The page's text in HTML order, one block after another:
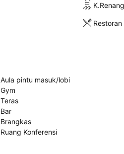
K.Renang
Restoran
Aula pintu masuk/lobi
Gym
Teras
Bar
Brangkas
Ruang Konferensi